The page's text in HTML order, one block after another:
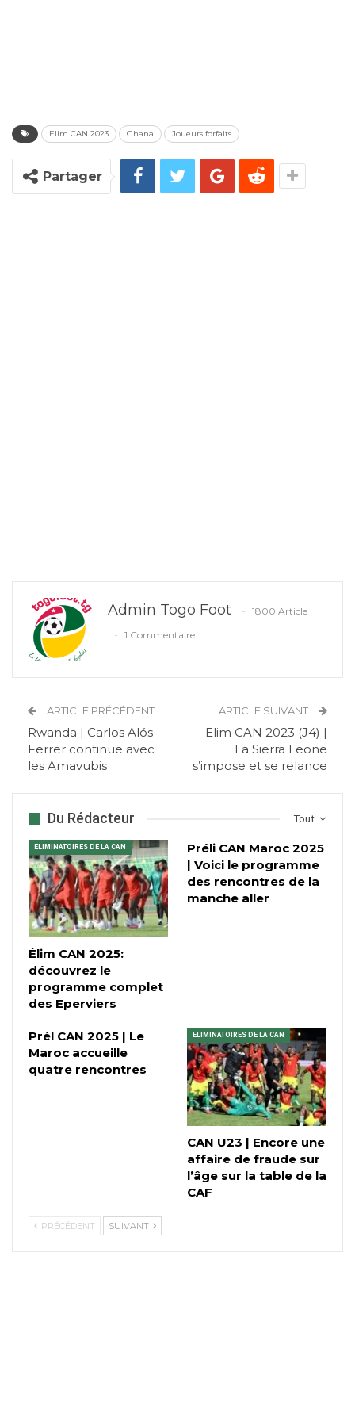
Elim CAN 2023 Ghana Joueurs forfaits
Partager
Admin Togo Foot
1800 Article
1 Commentaire
ARTICLE PRÉCÉDENT
Rwanda | Carlos Alós
Ferrer continue avec
les Amavubis
ARTICLE SUIVANT
Elim CAN 2023 (J4) |
La Sierra Leone
s’impose et se relance
Tout
Du Rédacteur
ELIMINATOIRES DE LA CAN
Élim CAN 2025:
découvrez le
programme complet
des Eperviers
Préli CAN Maroc 2025
| Voici le programme
des rencontres de la
manche aller
Prél CAN 2025 | Le
Maroc accueille
quatre rencontres
ELIMINATOIRES DE LA CAN
CAN U23 | Encore une
affaire de fraude sur
l’âge sur la table de la
CAF
PRÉCÉDENT SUIVANT